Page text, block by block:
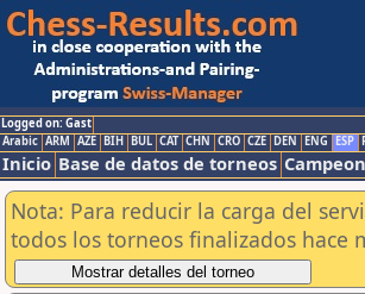
Logged on: Gast
Arabic ARM AZE BIH BUL CAT CHN CRO CZE DEN ENG ESP
Inicio Base de datos de torneos
Nota: Para reducir la carga del
todos los torneos finalizados hace